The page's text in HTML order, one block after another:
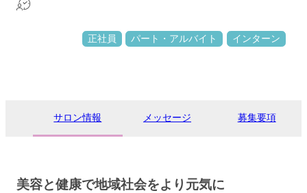
正社員 パート・アルバイト インターン
サロン情報 メッセージ 募集要項
美容と健康で地域社会をより元気に